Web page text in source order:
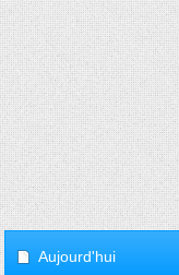
Aujourd'hui